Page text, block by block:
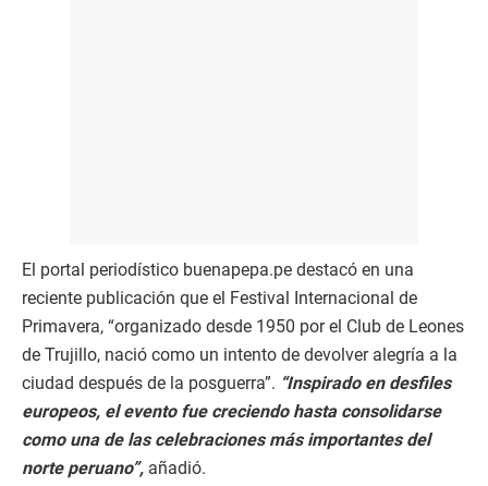
El portal periodístico buenapepa.pe destacó en una
reciente publicación que el Festival Internacional de
Primavera, “organizado desde 1950 por el Club de Leones
de Trujillo, nació como un intento de devolver alegría a la
ciudad después de la posguerra”. “Inspirado en desfiles
europeos, el evento fue creciendo hasta consolidarse
como una de las celebraciones más importantes del
norte peruano”, añadió.